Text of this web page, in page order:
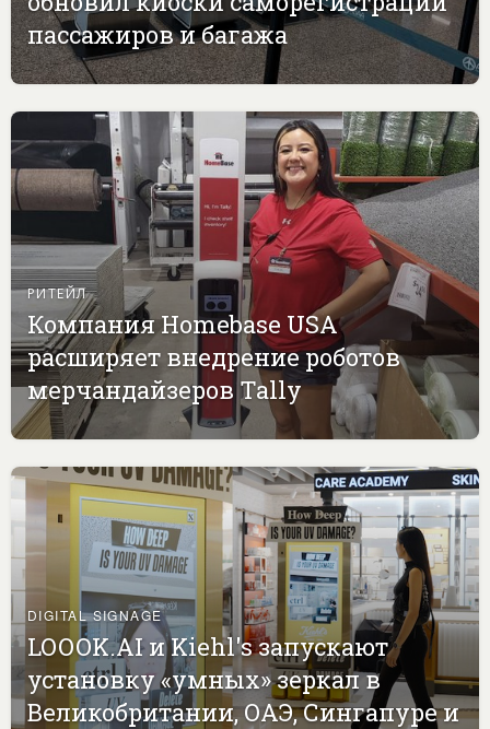
пассажиров и багажа
РИТЕЙЛ
Компания Homebase USA
расширяет внедрение роботов
мерчандайзеров Tally
DIGITAL SIGNAGE
LOOOK.AI и Kiehl's запускают
установку «умных» зеркал в
Великобритании, ОАЭ, Сингапуре и